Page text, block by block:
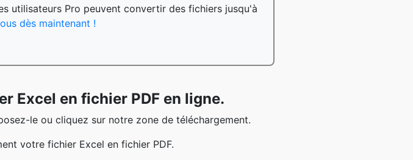
utilisateurs Pro peuvent convertir des fichiers jusqu'à
dès maintenant !
Excel en fichier PDF en ligne.
le ou cliquez sur notre zone de téléchargement.
votre fichier Excel en fichier PDF.